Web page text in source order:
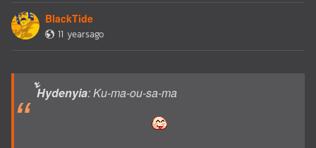
BlackTide
11 yearsago
้ัHydenyia: Ku-ma-ou-sa-ma